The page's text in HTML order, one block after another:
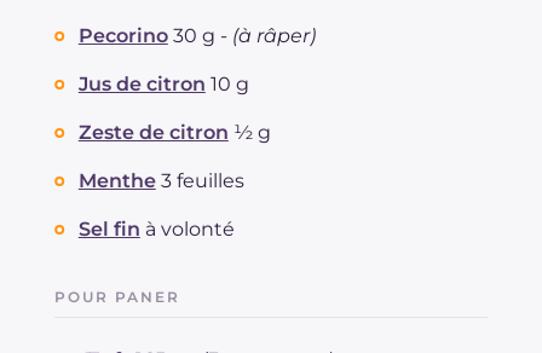
Pecorino 30 g - (à râper)
Jus de citron 10 g
Zeste de citron ½ g
Menthe 3 feuilles
Sel fin à volonté
POUR PANER